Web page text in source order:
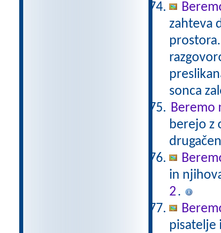
zahteva
sonca
Beremo
berejo z
in
2.
pisatelje